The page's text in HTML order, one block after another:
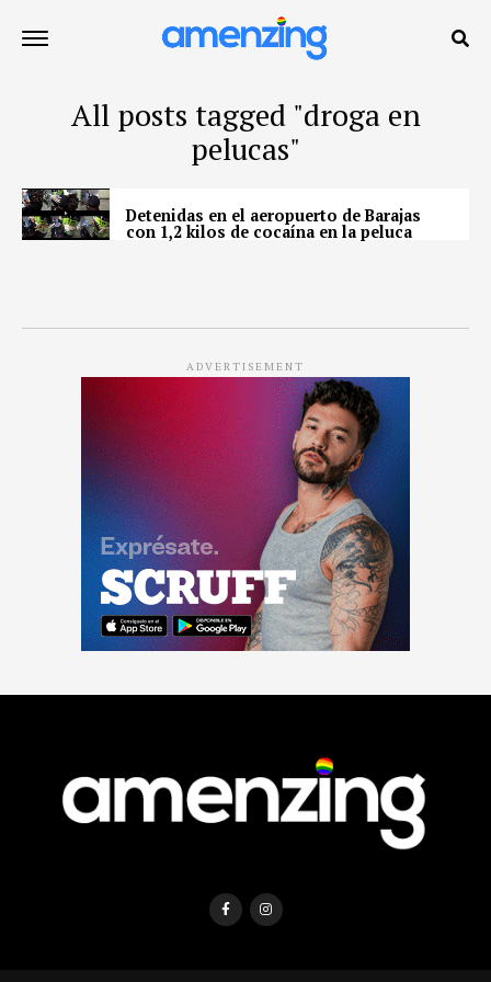
All posts tagged "droga en
pelucas"
Detenidas en el aeropuerto de Barajas
con 1,2 kilos de cocaína en la peluca
ADVERTISEMENT